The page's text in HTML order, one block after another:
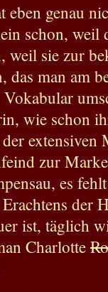
eben genau
schon, weil
weil sie zur
das man am
wie schon
zur
es
der
ist, täglich
Charlotte